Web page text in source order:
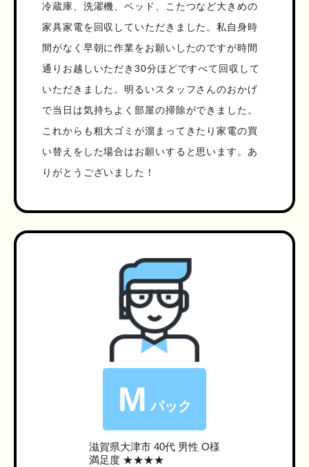
冷蔵庫、洗濯機、ベッド、こたつなど大きめの
家具家電を回収していただきました。私自身時
間がなく早朝に作業をお願いしたのですが時間
通りお越しいただき30分ほどですべて回収して
いただきました。明るいスタッフさんのおかげ
で当日は気持ちよく部屋の掃除ができました。
これからも粗大ゴミが溜まってきたり家電の買
い替えをした場合はお願いすると思います。あ
りがとうございました！
M パック
滋賀県大津市 40代 男性 O様
満足度 ★★★★